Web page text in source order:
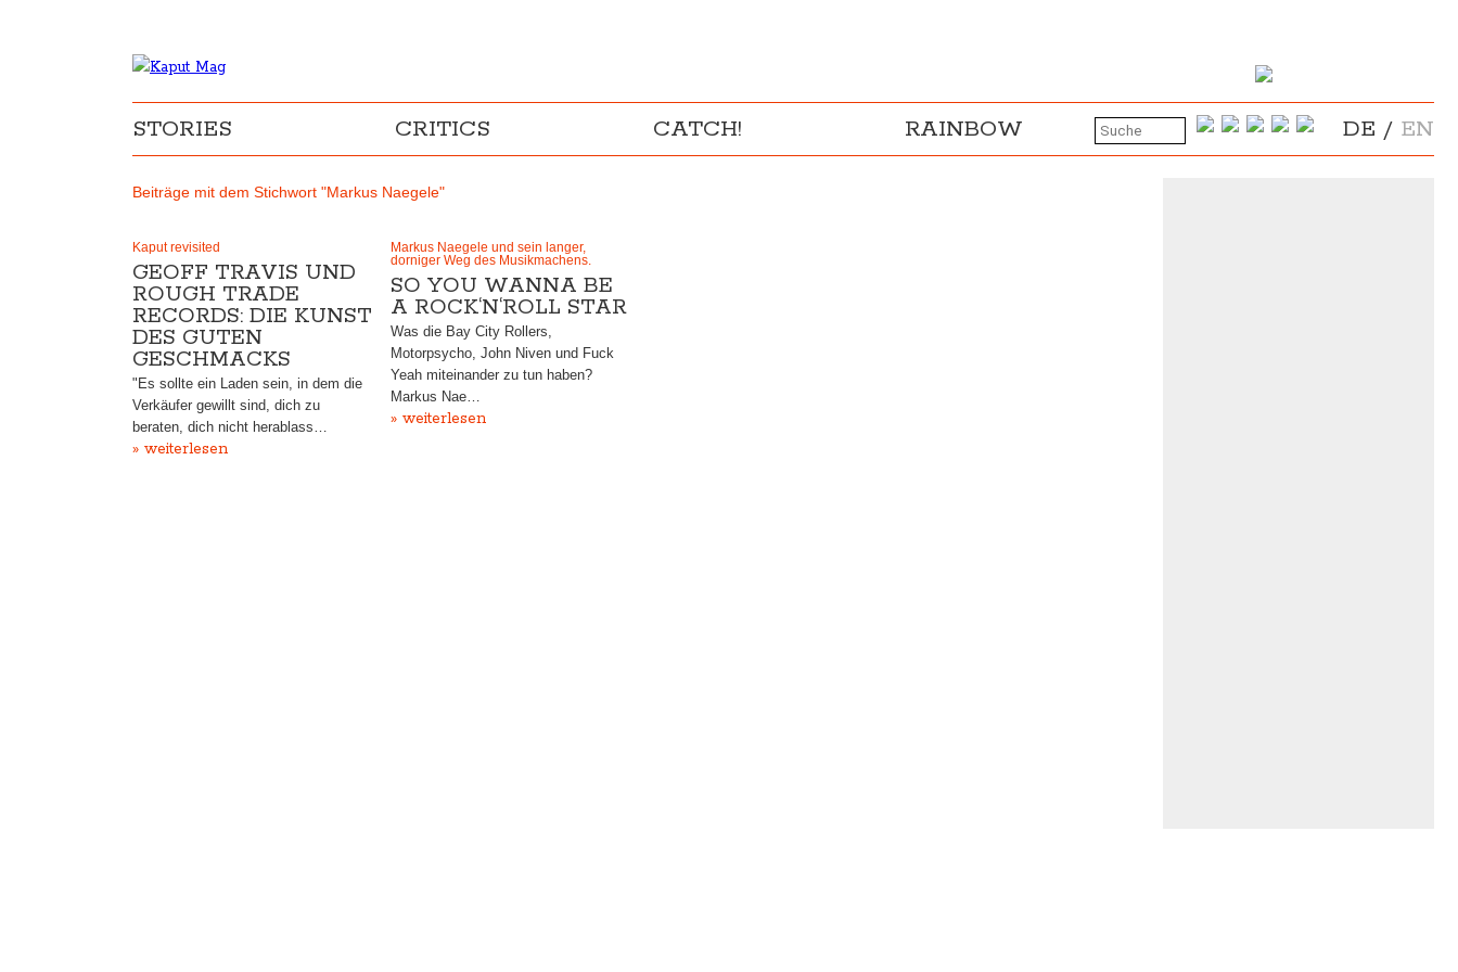
STORIES CRITICS CATCH! RAINBOW DE / EN
Beiträge mit dem Stichwort "Markus Naegele"
Kaput revisited
GEOFF TRAVIS UND
ROUGH TRADE
RECORDS: DIE KUNST
DES GUTEN
GESCHMACKS
"Es sollte ein Laden sein, in dem die
Verkäufer gewillt sind, dich zu
beraten, dich nicht herablass…
» weiterlesen
Markus Naegele und sein langer,
dorniger Weg des Musikmachens.
SO YOU WANNA BE
A ROCK‘N‘ROLL STAR
Was die Bay City Rollers,
Motorpsycho, John Niven und Fuck
Yeah miteinander zu tun haben?
Markus Nae…
» weiterlesen